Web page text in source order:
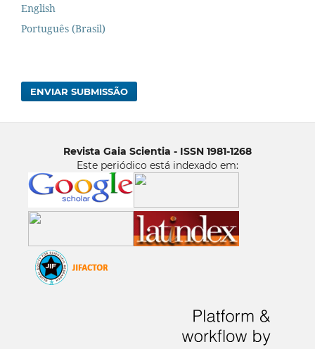
English
Português (Brasil)
ENVIAR SUBMISSÃO
Revista Gaia Scientia - ISSN 1981-1268
Este periódico está indexado em: